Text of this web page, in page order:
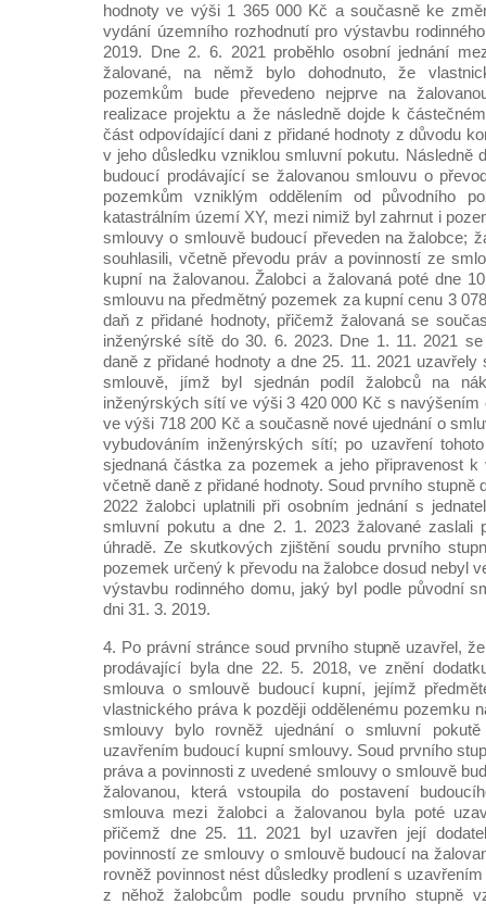
hodnoty ve výši 1 365 000 Kč a současně ke
vydání územního rozhodnutí pro výstavbu
2019. Dne 2. 6. 2021 proběhlo osobní jednání
žalované, na němž bylo dohodnuto, že
pozemkům bude převedeno nejprve na
realizace projektu a že následně dojde k
část odpovídající dani z přidané hodnoty z důvodu
v jeho důsledku vzniklou smluvní pokutu. Následně
budoucí prodávající se žalovanou smlouvu o
pozemkům vzniklým oddělením od původního
katastrálním území XY, mezi nimiž byl zahrnut i
smlouvy o smlouvě budoucí převeden na žalobce;
souhlasili, včetně převodu práv a povinností ze
kupní na žalovanou. Žalobci a žalovaná poté dne
smlouvu na předmětný pozemek za kupní cenu 3
daň z přidané hodnoty, přičemž žalovaná se
inženýrské sítě do 30. 6. 2023. Dne 1. 11. 2021
daně z přidané hodnoty a dne 25. 11. 2021
smlouvě, jímž byl sjednán podíl žalobců na
inženýrských sítí ve výši 3 420 000 Kč s navýšením
ve výši 718 200 Kč a současně nové ujednání o
vybudováním inženýrských sítí; po uzavření
sjednaná částka za pozemek a jeho připravenost
včetně daně z přidané hodnoty. Soud prvního stupně
2022 žalobci uplatnili při osobním jednání s
smluvní pokutu a dne 2. 1. 2023 žalované zaslali
úhradě. Ze skutkových zjištění soudu prvního
pozemek určený k převodu na žalobce dosud nebyl
výstavbu rodinného domu, jaký byl podle původní
dni 31. 3. 2019.
4. Po právní stránce soud prvního stupně uzavřel,
prodávající byla dne 22. 5. 2018, ve znění
smlouva o smlouvě budoucí kupní, jejímž
vlastnického práva k později oddělenému pozemku
smlouvy bylo rovněž ujednání o smluvní
uzavřením budoucí kupní smlouvy. Soud prvního
práva a povinnosti z uvedené smlouvy o smlouvě
žalovanou, která vstoupila do postavení
smlouva mezi žalobci a žalovanou byla poté
přičemž dne 25. 11. 2021 byl uzavřen její
povinností ze smlouvy o smlouvě budoucí na
rovněž povinnost nést důsledky prodlení s
z něhož žalobcům podle soudu prvního stupně